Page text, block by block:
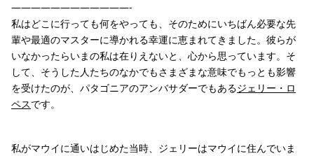
————————————-
私はどこに行っても何をやっても、そのためにいちばん必要な先
輩や最適のマスターに導かれる幸運に恵まれてきました。彼らが
いなかったらいまの私は在りえないと、心から思っています。そ
して、そうした人たちのなかでもさまざまな意味でもっとも影響
を受けたのが、パタゴニアのアンバサダーでもあるジェリー・ロ
ペスです。
私がマウイに通いはじめた当時、ジェリーはマウイに住んでいま